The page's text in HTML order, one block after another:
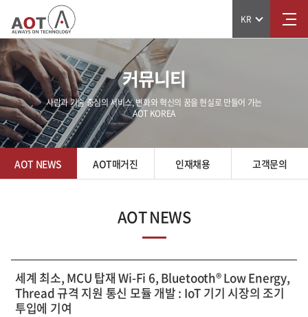
KR
커뮤니티
사람과 기술 중심의 서비스, 변화와 혁신의 꿈을 현실로 만들어 가는
AOT KOREA
AOT NEWS AOT매거진 인재채용 고객문의
AOT NEWS
세계 최소, MCU 탑재 Wi-Fi 6, Bluetooth® Low Energy,
Thread 규격 지원 통신 모듈 개발 : IoT 기기 시장의 조기
투입에 기여